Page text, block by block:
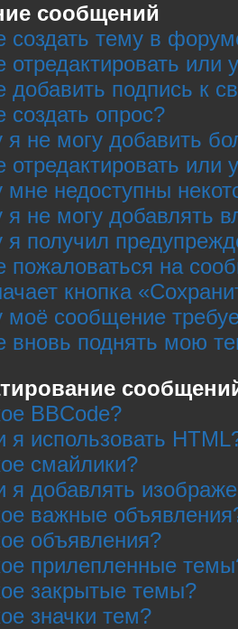
сообщений
создать тему в
отредактировать или
добавить подпись к
создать опрос?
не могу добавить
отредактировать или
мне недоступны
я не могу добавлять
я получил
пожаловаться на
кнопка
моё сообщение
вновь поднять мою
BBCode?
я использовать
смайлики?
я добавлять
важные
объявления?
прилепленные
закрытые темы?
значки тем?